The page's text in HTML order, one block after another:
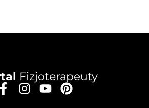
Fizjoterapeuty